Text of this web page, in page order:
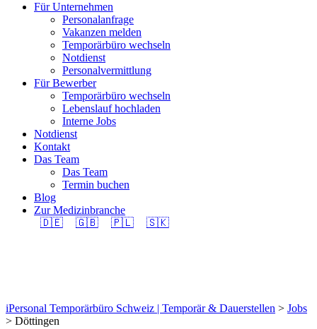
Für Unternehmen
Personalanfrage
Vakanzen melden
Temporärbüro wechseln
Notdienst
Personalvermittlung
Für Bewerber
Temporärbüro wechseln
Lebenslauf hochladen
Interne Jobs
Notdienst
Kontakt
Das Team
Das Team
Termin buchen
Blog
Zur Medizinbranche
🇩🇪
🇬🇧 🇵🇱 🇸🇰
iPersonal Temporärbüro Schweiz | Temporär & Dauerstellen > Jobs
> Döttingen